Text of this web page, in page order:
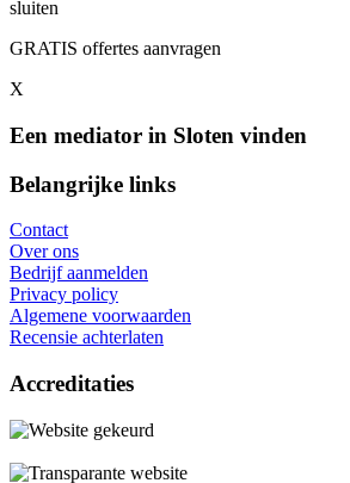
sluiten
GRATIS offertes aanvragen
X
Een mediator in Sloten vinden
Belangrijke links
Contact
Over ons
Bedrijf aanmelden
Privacy policy
Algemene voorwaarden
Recensie achterlaten
Accreditaties